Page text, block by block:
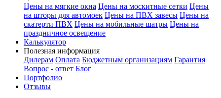
Цены на мягкие окна Цены на москитные сетки Цены
на шторы для автомоек Цены на ПВХ завесы Цены на
скатерти ПВХ Цены на мобильные шатры Цены на
праздничное освещение
Калькулятор
Полезная информация
Дилерам Оплата Бюджетным организациям Гарантия
Вопрос - ответ Блог
Портфолио
Отзывы